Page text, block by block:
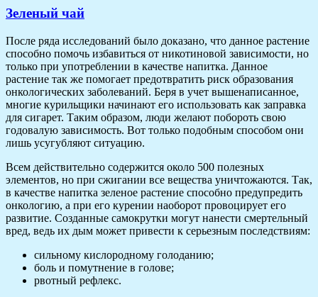
Зеленый чай
После ряда исследований было доказано, что данное растение
способно помочь избавиться от никотиновой зависимости, но
только при употреблении в качестве напитка. Данное
растение так же помогает предотвратить риск образования
онкологических заболеваний. Беря в учет вышенаписанное,
многие курильщики начинают его использовать как заправка
для сигарет. Таким образом, люди желают побороть свою
годовалую зависимость. Вот только подобным способом они
лишь усугубляют ситуацию.
Всем действительно содержится около 500 полезных
элементов, но при сжигании все вещества уничтожаются. Так,
в качестве напитка зеленое растение способно предупредить
онкологию, а при его курении наоборот провоцирует его
развитие. Созданные самокрутки могут нанести смертельный
вред, ведь их дым может привести к серьезным последствиям:
сильному кислородному голоданию;
боль и помутнение в голове;
рвотный рефлекс.